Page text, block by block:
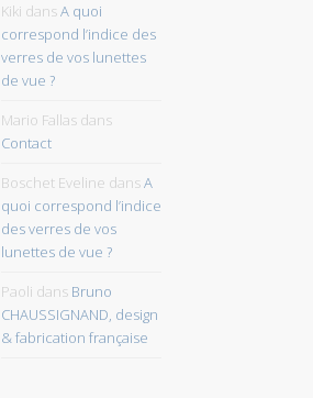
Kiki dansA quoi
correspond l’indice des
verres de vos lunettes
de vue ?
Mario Fallasdans
Contact
Boschet Eveline dansA
quoi correspond l’indice
des verres de vos
lunettes de vue ?
Paoli dans Bruno
CHAUSSIGNAND, design
& fabrication française